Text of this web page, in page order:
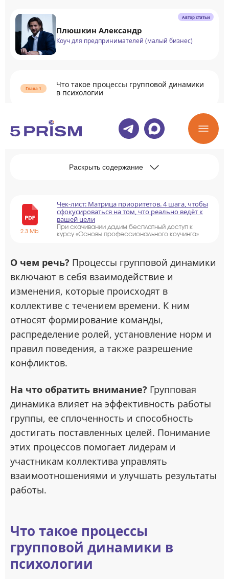
Автор статьи
Плюшкин Александр
Коуч для предпринимателей (малый бизнес)
Что такое процессы групповой динамики
в психологии
Как возникает формирование процесса
групповой динамики
Раскрыть содержание
2.3 Mb
Чек-лист: Матрица приоритетов. 4 шага, чтобы
сфокусироваться на том, что реально ведёт к
вашей цели
При скачивании дадим бесплатный доступ к
курсу «Основы профессионального коучинга»
О чем речь? Процессы групповой динамики
включают в себя взаимодействие и
изменения, которые происходят в
коллективе с течением времени. К ним
относят формирование команды,
распределение ролей, установление норм и
правил поведения, а также разрешение
конфликтов.
На что обратить внимание? Групповая
динамика влияет на эффективность работы
группы, ее сплоченность и способность
достигать поставленных целей. Понимание
этих процессов помогает лидерам и
участникам коллектива управлять
взаимоотношениями и улучшать результаты
работы.
Что такое процессы
групповой динамики в
психологии